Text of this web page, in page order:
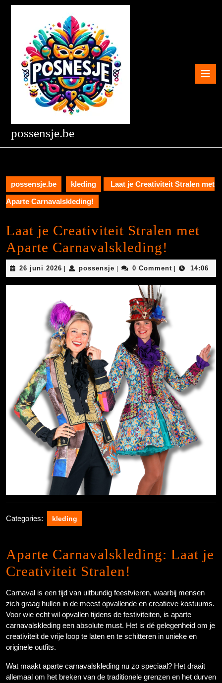
Skip
possensje.be
possensje.be kleding Laat je Creativiteit Stralen met
Aparte Carnavalskleding!
Laat je Creativiteit Stralen met
Aparte Carnavalskleding!
26 juni 2026 26
juni
2026
possensje possensje0 Comment 14:06
Categories: kleding
Aparte Carnavalskleding: Laat je
Creativiteit Stralen!
Carnaval is een tijd van uitbundig feestvieren, waarbij mensen
zich graag hullen in de meest opvallende en creatieve kostuums.
Voor wie echt wil opvallen tijdens de festiviteiten, is aparte
carnavalskleding een absolute must. Het is dé gelegenheid om je
creativiteit de vrije loop te laten en te schitteren in unieke en
originele outfits.
Wat maakt aparte carnavalskleding nu zo speciaal? Het draait
allemaal om het breken van de traditionele grenzen en het durven